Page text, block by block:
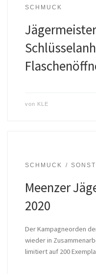
SCHMUCK
Jägermeister
von KLE
SCHMUCK
Meenzer
2020
Der Kampagneorden
wieder in
limitiert auf 200